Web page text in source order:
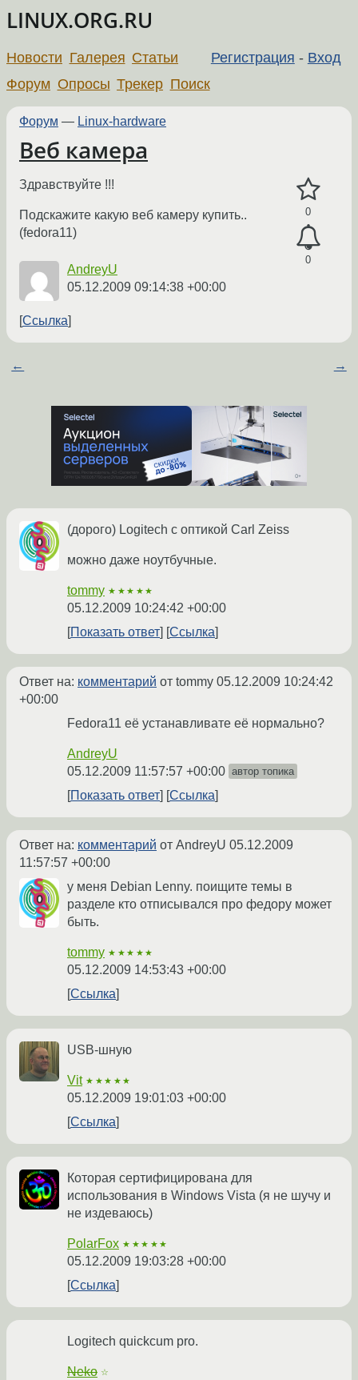
LINUX.ORG.RU
Регистрация - Вход
Новости Галерея Статьи
Форум Опросы Трекер Поиск
Форум — Linux-hardware
Веб камера
0
0
Здравствуйте !!!
Подскажите какую веб камеру купить..
(fedora11)
AndreyU
05.12.2009 09:14:38 +00:00
Ссылка
← →
(дорого) Logitech с оптикой Carl Zeiss
можно даже ноутбучные.
tommy ★★★★★
05.12.2009 10:24:42 +00:00
Показать ответ
Ссылка
Ответ на: комментарий от tommy 05.12.2009 10:24:42
+00:00
Fedora11 её устанавливате её нормально?
AndreyU
05.12.2009 11:57:57 +00:00 автор топика
Показать ответ Ссылка
Ответ на: комментарий от AndreyU 05.12.2009
11:57:57 +00:00
у меня Debian Lenny. поищите темы в
разделе кто отписывался про федору может
быть.
tommy ★★★★★
05.12.2009 14:53:43 +00:00
Ссылка
USB-шную
Vit ★★★★★
05.12.2009 19:01:03 +00:00
Ссылка
Которая сертифицирована для
использования в Windows Vista (я не шучу и
не издеваюсь)
PolarFox ★★★★★
05.12.2009 19:03:28 +00:00
Ссылка
Logitech quickcum pro.
Neko ☆